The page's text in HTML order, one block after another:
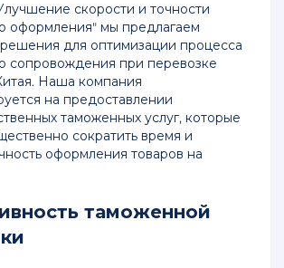
скорости и точности
оформления" мы предлагаем
для оптимизации процесса
сопровождения при перевозке
Наша компания
на предоставлении
таможенных услуг, которые
сократить время и
оформления товаров на
таможенной